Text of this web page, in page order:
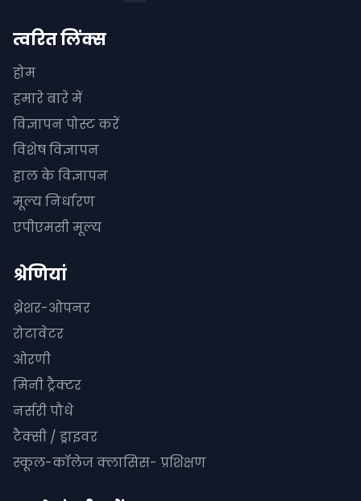
त्वरित लिंक्स
होम
हमारे बारे में
विज्ञापन पोस्ट करें
विशेष विज्ञापन
हाल के विज्ञापन
मूल्य निर्धारण
एपीएमसी मूल्य
श्रेणियां
थ्रेशर-ओपनर
रोटावेटर
ओरणी
मिनी ट्रैक्टर
नर्सरी पौधे
टैक्सी / ड्राइवर
स्कूल-कॉलेज क्लासिस- प्रशिक्षण